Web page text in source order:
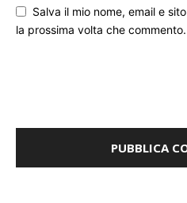
la prossima volta che commento.